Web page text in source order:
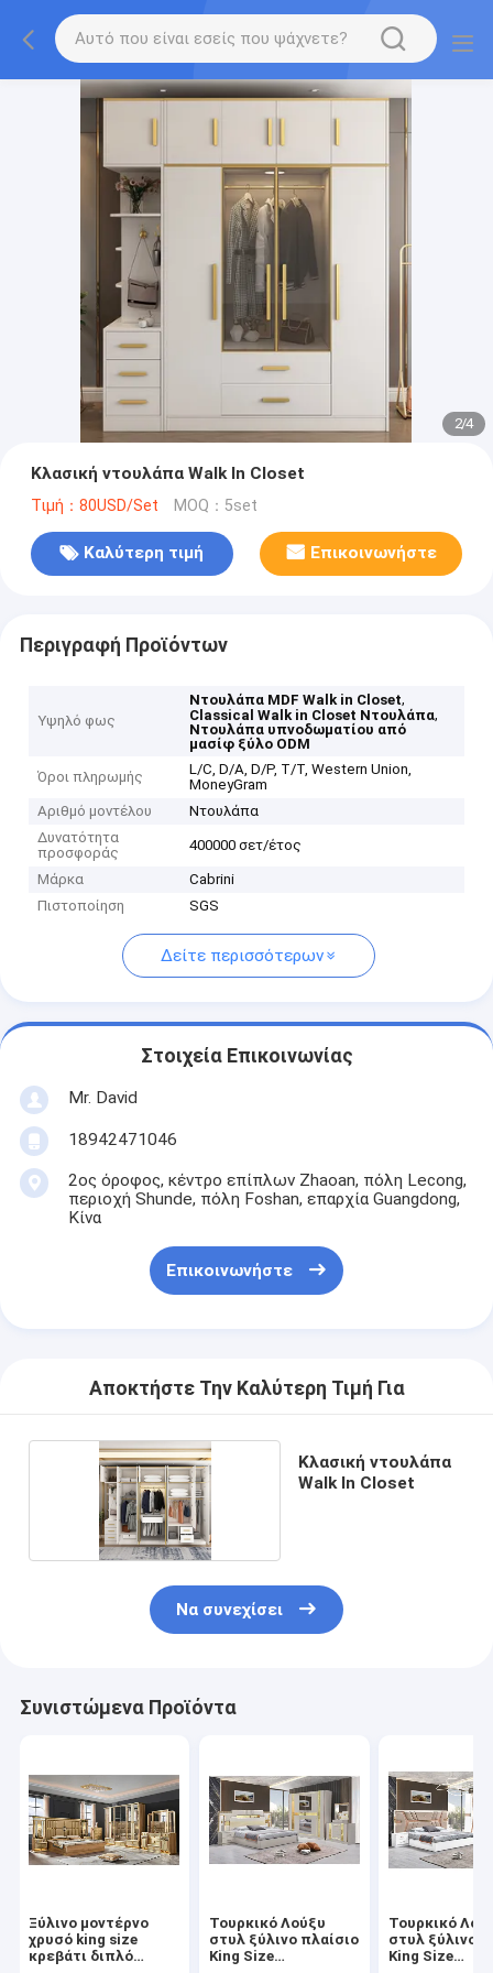
2/4
Κλασική ντουλάπα Walk In Closet
Τιμή：80USD/Set MOQ：5set
Καλύτερη τιμή Επικοινωνήστε
Περιγραφή Προϊόντων
Υψηλό φως
Ντουλάπα MDF Walk in Closet,
Classical Walk in Closet Ντουλάπα,
Ντουλάπα υπνοδωματίου από
μασίφ ξύλο ODM
Όροι πληρωμής
L/C, D/A, D/P, T/T, Western Union,
MoneyGram
Αριθμό μοντέλου
Ντουλάπα
Δυνατότητα
προσφοράς
400000 σετ/έτος
Μάρκα
Cabrini
Πιστοποίηση
SGS
Δείτε περισσότερων
Στοιχεία Επικοινωνίας
Mr. David
18942471046
2ος όροφος, κέντρο επίπλων Zhaoan, πόλη Lecong,
περιοχή Shunde, πόλη Foshan, επαρχία Guangdong,
Κίνα
Επικοινωνήστε
Αποκτήστε Την Καλύτερη Τιμή Για
Κλασική ντουλάπα
Walk In Closet
Να συνεχίσει
Συνιστώμενα Προϊόντα
Ξύλινο μοντέρνο
χρυσό king size
κρεβάτι διπλό
Τουρκικό Λούξυ
στυλ ξύλινο πλαίσιο
King Size
Τουρκικό
στυλ ξύλινο
King Size